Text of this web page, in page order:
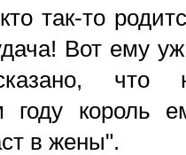
так-то
Вот ему
что
году король
в жены".